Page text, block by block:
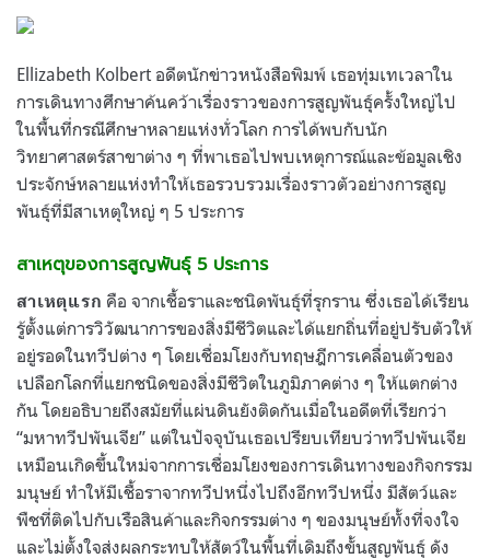
Ellizabeth Kolbert อดีตนักข่าวหนังสือพิมพ์ เธอทุ่มเทเวลาใน
การเดินทางศึกษาค้นคว้าเรื่องราวของการสูญพันธุ์ครั้งใหญ่ไป
ในพื้นที่กรณีศึกษาหลายแห่งทั่วโลก การได้พบกับนัก
วิทยาศาสตร์สาขาต่าง ๆ ที่พาเธอไปพบเหตุการณ์และข้อมูลเชิง
ประจักษ์หลายแห่งทำให้เธอรวบรวมเรื่องราวตัวอย่างการสูญ
พันธุ์ที่มีสาเหตุใหญ่ ๆ 5 ประการ
สาเหตุของการสูญพันธุ์ 5 ประการ
สาเหตุแรก คือ จากเชื้อราและชนิดพันธุ์ที่รุกราน ซึ่งเธอได้เรียน
รู้ตั้งแต่การวิวัฒนาการของสิ่งมีชีวิตและได้แยกถิ่นที่อยู่ปรับตัวให้
อยู่รอดในทวีปต่าง ๆ โดยเชื่อมโยงกับทฤษฎีการเคลื่อนตัวของ
เปลือกโลกที่แยกชนิดของสิ่งมีชีวิตในภูมิภาคต่าง ๆ ให้แตกต่าง
กัน โดยอธิบายถึงสมัยที่แผ่นดินยังติดกันเมื่อในอดีตที่เรียกว่า
“มหาทวีปพันเจีย” แต่ในปัจจุบันเธอเปรียบเทียบว่าทวีปพันเจีย
เหมือนเกิดขึ้นใหม่จากการเชื่อมโยงของการเดินทางของกิจกรรม
มนุษย์ ทำให้มีเชื้อราจากทวีปหนึ่งไปถึงอีกทวีปหนึ่ง มีสัตว์และ
พืชที่ติดไปกับเรือสินค้าและกิจกรรมต่าง ๆ ของมนุษย์ทั้งที่จงใจ
และไม่ตั้งใจส่งผลกระทบให้สัตว์ในพื้นที่เดิมถึงขั้นสูญพันธุ์ ดัง